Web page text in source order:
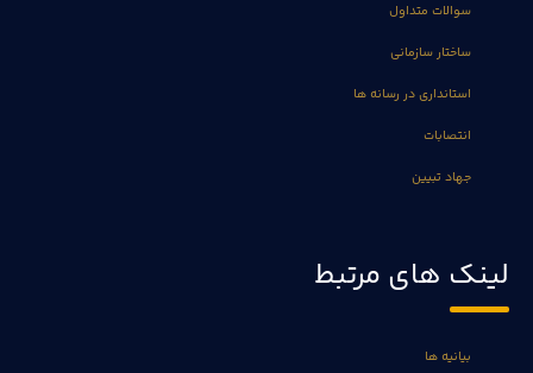
سوالات متداول
ساختار سازمانی
استانداری در رسانه ها
انتصابات
جهاد تبیین
لینک های مرتبط
بیانیه ها